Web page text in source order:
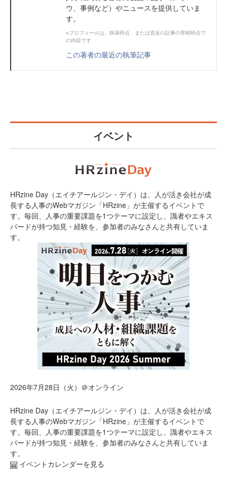
ウ、事例など）やニュースを提供していま
す。
※プロフィールは、執筆時点、または直近の記事の寄稿時点で
の内容です
この著者の最近の執筆記事
イベント
HRzine Day（エイチアールジン・デイ）は、人が活き会社が成
長する人事のWebマガジン「HRzine」が主催するイベントで
す。毎回、人事の重要課題を1つテーマに設定し、識者やエキス
パードが持つ知見・経験を、参加者のみなさんと共有していま
す。
2026年7月28日（火）＠オンライン
HRzine Day（エイチアールジン・デイ）は、人が活き会社が成
長する人事のWebマガジン「HRzine」が主催するイベントで
す。毎回、人事の重要課題を1つテーマに設定し、識者やエキス
パードが持つ知見・経験を、参加者のみなさんと共有していま
す。
イベントカレンダーを見る